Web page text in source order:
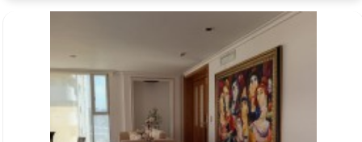
VER INMUEBLE